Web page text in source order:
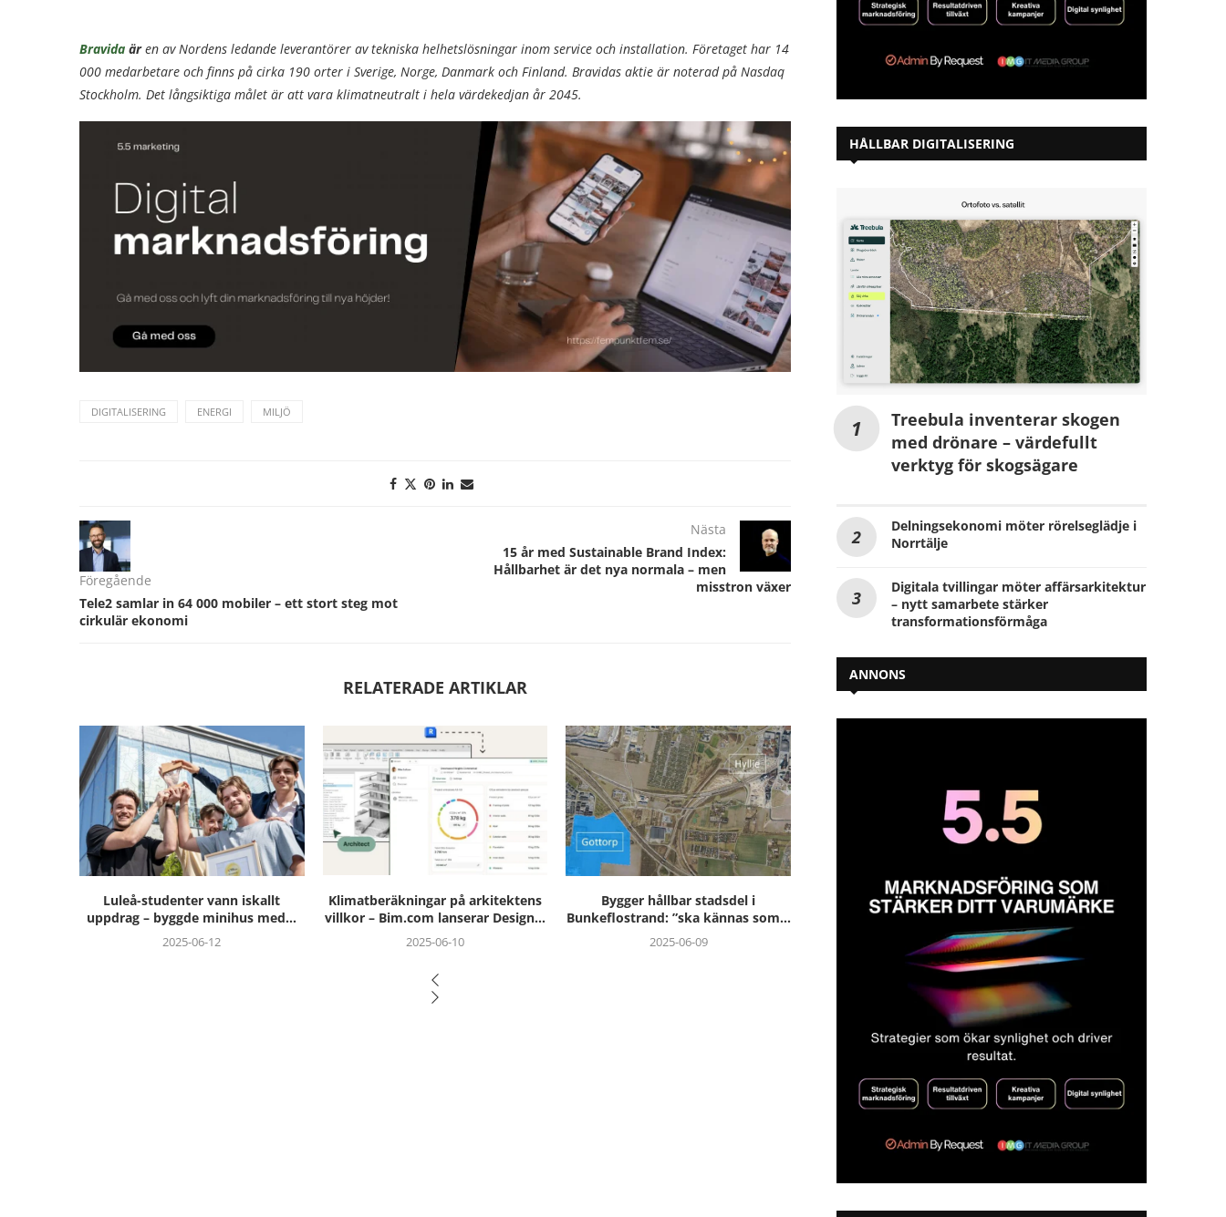
Bravida ären av Nordens ledande leverantörer av tekniska helhetslösningar inom service och installation. Företaget har 14
000 medarbetare och finns på cirka 190 orter i Sverige, Norge, Danmark och Finland. Bravidas aktie är noterad på Nasdaq
Stockholm. Det långsiktiga målet är att vara klimatneutralt i hela värdekedjan år 2045.
DIGITALISERING ENERGI MILJÖ
Föregående
Tele2 samlar in 64 000 mobiler – ett stort steg mot
cirkulär ekonomi
Nästa
15 år med Sustainable Brand Index:
Hållbarhet är det nya normala – men
misstron växer
RELATERADE ARTIKLAR
Klimatberäkningar på arkitektens
villkor – Bim.com lanserar Design...
2025-06-10
Bygger hållbar stadsdel i
Bunkeflostrand: ”ska kännas som...
2025-06-09
Hogia blir första svenska partner
till Nordic PropTech...
2025-05-28
Solceller på taket minskar både
hyran och klimatpåverkan
2025-05-28
Byggingenjörstjänster och
digitaliserar klimatsmart
HÅLLBAR DIGITALISERING
Treebula inventerar skogen
med drönare – värdefullt
verktyg för skogsägare
Delningsekonomi möter rörelseglädje i
Norrtälje
Digitala tvillingar möter affärsarkitektur
– nytt samarbete stärker
transformationsförmåga
ANNONS